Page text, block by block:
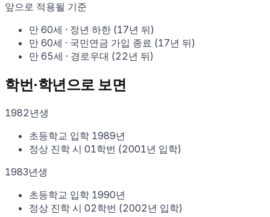
앞으로 적용될 기준
만 60세 · 정년 하한 (17년 뒤)
만 60세 · 국민연금 가입 종료 (17년 뒤)
만 65세 · 경로우대 (22 년 뒤)
학번·학년으로 보면
1982 년생
초등학교 입학 1989년
정상 진학 시 01학번 (2001년 입학)
1983년생
초등학교 입학 1990년
정상 진학 시 02학번 (2002 년 입학)